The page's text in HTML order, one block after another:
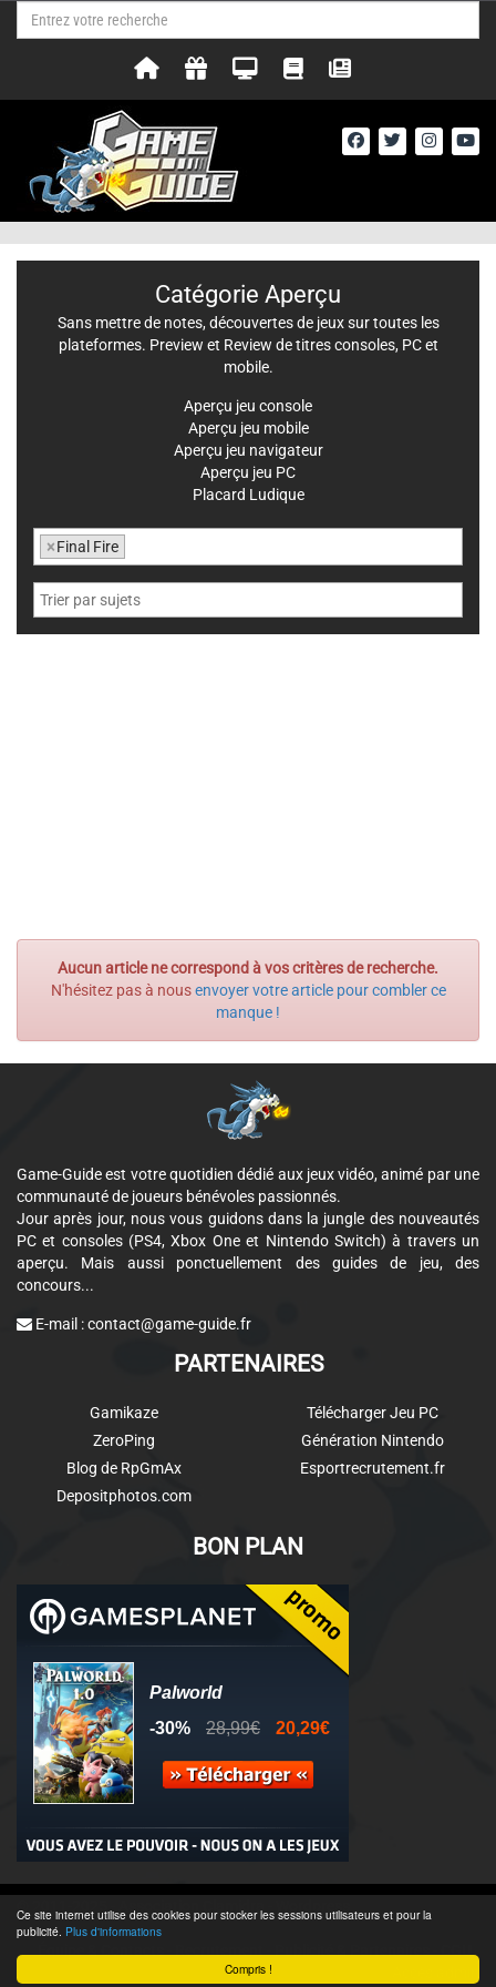
Compris !
Ce site internet utilise des cookies pour stocker les sessions utilisateurs et pour la
publicité. Plus d'informations
Aucun article ne correspond à vos critères de recherche.
N'hésitez pas à nousenvoyer votre article pour combler ce
manque !
Catégorie Aperçu
Sans mettre de notes, découvertes de jeux sur toutes les
plateformes. Preview et Review de titres consoles, PC et
mobile.
Aperçu jeu console
Aperçu jeu mobile
Aperçu jeu navigateur
Aperçu jeu PC
Placard Ludique
×Final Fire
Game-Guide est votre quotidien dédié aux jeux vidéo, animé par une
communauté de joueurs bénévoles passionnés.
Jour après jour, nous vous guidons dans la jungle des nouveautés
PC et consoles (PS4, Xbox One et Nintendo Switch) à travers un
aperçu. Mais aussi ponctuellement des guides de jeu, des
concours...
E-mail :contact@game-guide.fr
PARTENAIRES
Gamikaze
ZeroPing
Blog de RpGmAx
Depositphotos.com
Télécharger Jeu PC
Génération Nintendo
Esportrecrutement.fr
BON PLAN